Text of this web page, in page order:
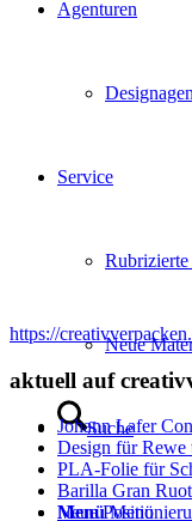
Agenturen
Service
Neue
Suche
Menü Menü
https://
aktuell auf
Johann Lafer
Design für Rewe
PLA-Folie für
Barilla Gran
Neue